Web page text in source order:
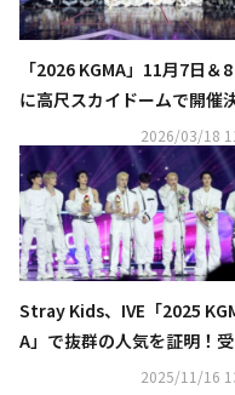
「2026 KGMA」11月7日＆
に高尺スカイドームで開催
定！豪華ラインナップにも
2026/03/18
Stray Kids、IVE「2025
A」で抜群の人気を証明！
の喜び明かす“ファンのおか
2025/11/16